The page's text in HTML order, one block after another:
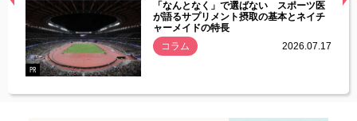
常
PR
「なんとなく」で選ばない スポーツ医
が語るサプリメント摂取の基本とネイチ
ャーメイドの特長
コラム
2026.07.17